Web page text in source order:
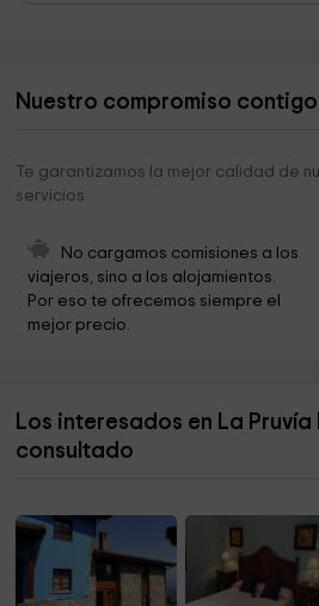
Ayuntamiento de El Franco
Área recreativa de los Alfilorios
Capilla del Santo Ángel de laGuarda
Ayuntamiento De Cabranes
Parroquia S.º Cristo de las Cadenas
Cementerio Oviedo
Nuestro compromiso contigo
Te garantizamos la mejor calidad de
servicios
No cargamos comisiones a los
viajeros, sino a los alojamientos.
Por eso te ofrecemos siempre el
mejor precio.
Los interesados en La Pruvía
consultado